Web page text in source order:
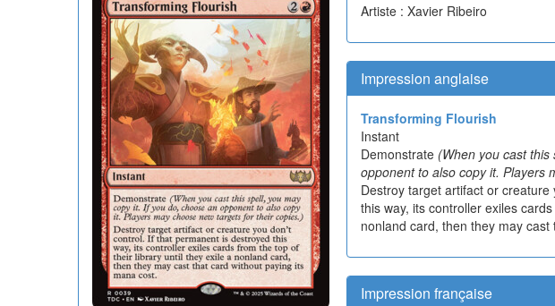
Artiste : Xavier Ribeiro
Impression anglaise
Transforming Flourish
Instant
Demonstrate (When you cast
opponent to also copy it. Players
Destroy target artifact or
this way, its controller exiles
nonland card, then they may
Impression française